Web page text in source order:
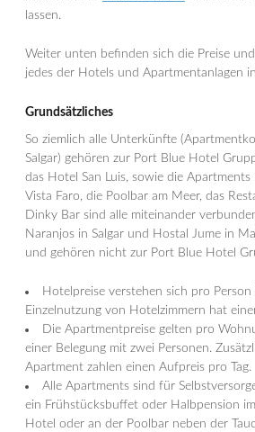
lassen.
Weiter unten befinden sich die Preise
jedes der Hotels und Apartmentanlagen
Grundsätzliches
So ziemlich alle Unterkünfte
Salgar) gehören zur Port Blue Hotel
das Hotel San Luis, sowie die Apartments
Vista Faro, die Poolbar am Meer, das
Dinky Bar sind alle miteinander
Naranjos in Salgar und Hostal Jume in
und gehören nicht zur Port Blue Hotel
Hotelpreise verstehen sich pro Person
Einzelnutzung von Hotelzimmern hat
Die Apartmentpreise gelten pro
einer Belegung mit zwei Personen.
Apartment zahlen einen Aufpreis pro Tag.
Alle Apartments sind für
ein Frühstücksbuffet oder Halbpension
Hotel oder an der Poolbar neben der